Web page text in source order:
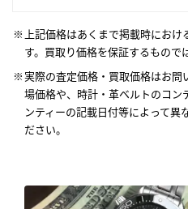
上記価格はあくまで掲載時にお
す。買取り価格を保証するもので
実際の査定価格・買取価格はお
場価格や、時計・革ベルトのコン
ンティーの記載日付等によって異
ださい。